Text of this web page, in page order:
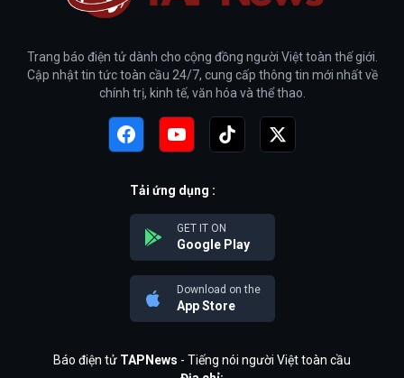
Trang báo điện tử dành cho cộng đồng người Việt toàn thế giới.
Cập nhật tin tức toàn cầu 24/7, cung cấp thông tin mới nhất về
chính trị, kinh tế, văn hóa và thể thao.
Tải ứng dụng :
GET IT ON
Google Play
Download on the
App Store
Báo điện tử TAPNews - Tiếng nói người Việt toàn cầu